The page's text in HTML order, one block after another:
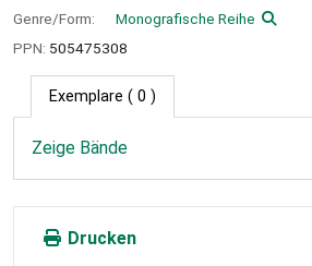
Genre/Form:
Monografische Reihe
PPN: 505475308
Exemplare ( 0 )
Zeige Bände
Drucken